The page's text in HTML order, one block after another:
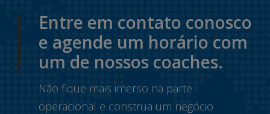
Entre em contato conosco
e agende um horário com
um de nossos coaches.
Não fique mais imerso na parte
operacional e construa um negócio